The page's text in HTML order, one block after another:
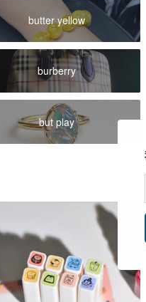
butter yellow
burberry
but play